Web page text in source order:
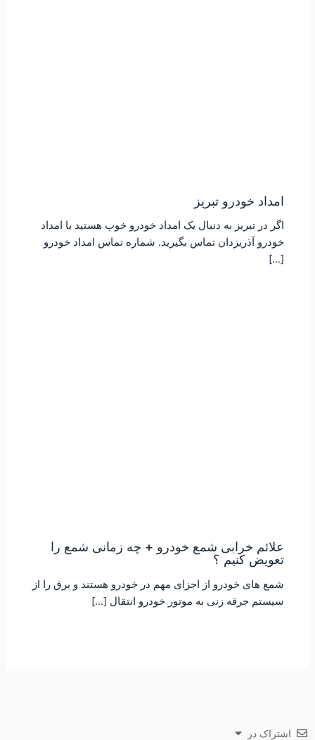
امداد خودرو تبریز
اگر در تبریز به دنبال یک امداد خودرو خوب هستید با امداد
خودرو آذریزدان تماس بگیرید. شماره تماس امداد خودرو
[…]
علائم خرابی شمع خودرو + چه زمانی شمع را
تعویض کنیم ؟
شمع های خودرو از اجزای مهم در خودرو هستند و برق را از
سیستم جرقه زنی به موتور خودرو انتقال […]
اشتراک در